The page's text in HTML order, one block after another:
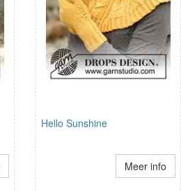
Hello Sunshine
Meer info